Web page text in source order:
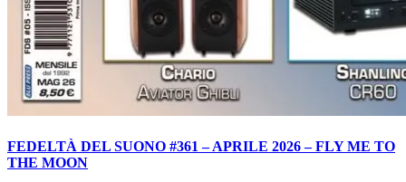
FEDELTÀ DEL SUONO #361 – APRILE 2026 – FLY ME TO
THE MOON